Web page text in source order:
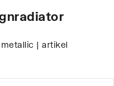
| artikel